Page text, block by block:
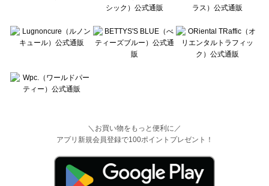
＼お買い物をもっと便利に／
アプリ新規会員登録で100ポイントプレゼント！